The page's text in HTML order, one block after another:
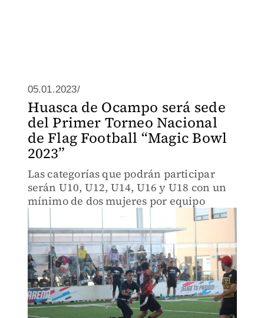
05.01.2023/
Huasca de Ocampo será sede
del Primer Torneo Nacional
de Flag Football “Magic Bowl
2023”
Las categorías que podrán participar
serán U10, U12, U14, U16 y U18 con un
mínimo de dos mujeres por equipo